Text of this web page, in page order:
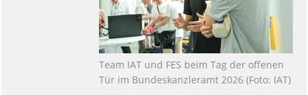
Team IAT und FES beim Tag der offenen
Tür im Bundeskanzleramt 2026 (Foto: IAT)